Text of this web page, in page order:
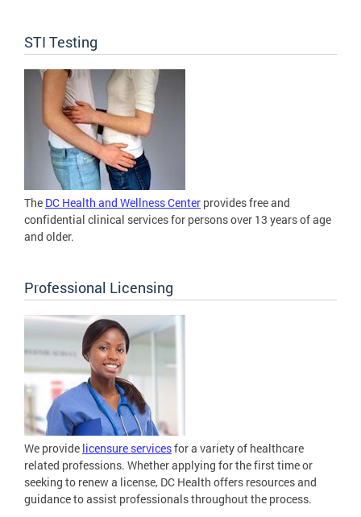
STI Testing
The DC Health and Wellness Center provides free and
confidential clinical services for persons over 13 years of age
and older.
Professional Licensing
We provide licensure servicesfor a variety of healthcare
related professions. Whether applying for the first time or
seeking to renew a license, DC Health offers resources and
guidance to assist professionals throughout the process.